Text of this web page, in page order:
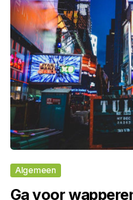
Algemeen
Ga voor